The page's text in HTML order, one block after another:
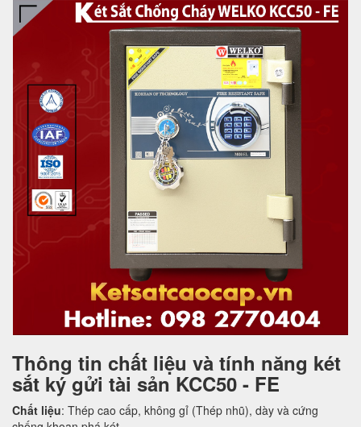
Thông tin chất liệu và tính năng két
sắt ký gửi tài sản KCC50 - FE
Chất liệu: Thép cao cấp, không gỉ (Thép nhũ), dày và cứng